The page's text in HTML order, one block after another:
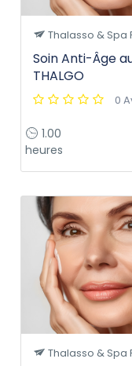
Thalasso & Spa
Soin Anti-Âge
THALGO
0
1.00
heures
Thalasso & Spa